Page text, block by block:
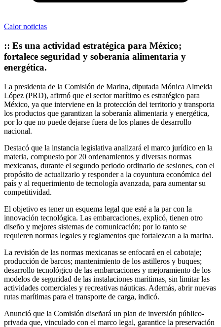
Calor noticias
:: Es una actividad estratégica para México;
fortalece seguridad y soberanía alimentaria y
energética.
La presidenta de la Comisión de Marina, diputada Mónica Almeida
López (PRD), afirmó que el sector marítimo es estratégico para
México, ya que interviene en la protección del territorio y transporta
los productos que garantizan la soberanía alimentaria y energética,
por lo que no puede dejarse fuera de los planes de desarrollo
nacional.
Destacó que la instancia legislativa analizará el marco jurídico en la
materia, compuesto por 20 ordenamientos y diversas normas
mexicanas, durante el segundo periodo ordinario de sesiones, con el
propósito de actualizarlo y responder a la coyuntura económica del
país y al requerimiento de tecnología avanzada, para aumentar su
competitividad.
El objetivo es tener un esquema legal que esté a la par con la
innovación tecnológica. Las embarcaciones, explicó, tienen otro
diseño y mejores sistemas de comunicación; por lo tanto se
requieren normas legales y reglamentos que fortalezcan a la marina.
La revisión de las normas mexicanas se enfocará en el cabotaje;
producción de barcos; mantenimiento de los astilleros y buques;
desarrollo tecnológico de las embarcaciones y mejoramiento de los
modelos de seguridad de las instalaciones marítimas, sin limitar las
actividades comerciales y recreativas náuticas. Además, abrir nuevas
rutas marítimas para el transporte de carga, indicó.
Anunció que la Comisión diseñará un plan de inversión público-
privada que, vinculado con el marco legal, garantice la preservación